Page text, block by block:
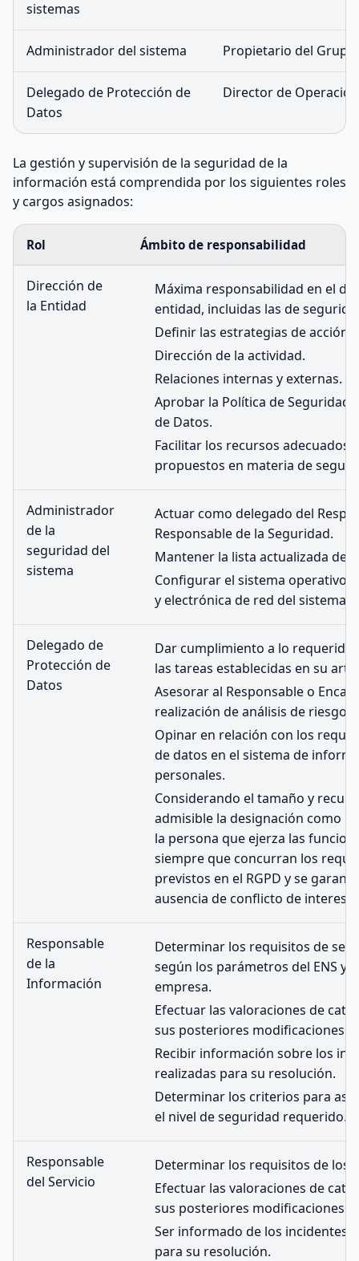
sistemas
Administrador del sistema Propietario del Grupo
Delegado de Protección de
Datos
Director de
La gestión y supervisión de la seguridad de la
información está comprendida por los siguientes roles
y cargos asignados:
Rol Ámbito de responsabilidad
Dirección de
la Entidad
Máxima responsabilidad en el
entidad, incluidas las de
Definir las estrategias de acción.
Dirección de la actividad.
Relaciones internas y externas.
Aprobar la Política de Seguridad
de Datos.
Facilitar los recursos adecuados
propuestos en materia de
Administrador
de la
seguridad del
sistema
Actuar como delegado del
Responsable de la Seguridad.
Mantener la lista actualizada de
Configurar el sistema operativo,
y electrónica de red del sistema.
Delegado de
Protección de
Datos
Dar cumplimiento a lo requerido
las tareas establecidas en su
Asesorar al Responsable o
realización de análisis de
Opinar en relación con los
de datos en el sistema de
personales.
Considerando el tamaño y
admisible la designación como
la persona que ejerza las
siempre que concurran los
previstos en el RGPD y se
ausencia de conflicto de
Responsable
de la
Información
Determinar los requisitos de
según los parámetros del ENS y
empresa.
Efectuar las valoraciones de
sus posteriores modificaciones.
Recibir información sobre los
realizadas para su resolución.
Determinar los criterios para
el nivel de seguridad requerido.
Responsable
del Servicio
Determinar los requisitos de los
Efectuar las valoraciones de
sus posteriores modificaciones.
Ser informado de los incidentes
para su resolución.